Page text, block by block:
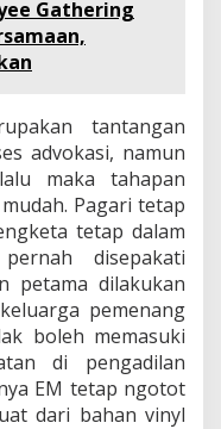
Gathering
tantangan
advokasi, namun
maka tahapan
Pagari tetap
tetap dalam
disepakati
petama dilakukan
pemenang
boleh memasuki
di pengadilan
EM tetap ngotot
dari bahan vinyl